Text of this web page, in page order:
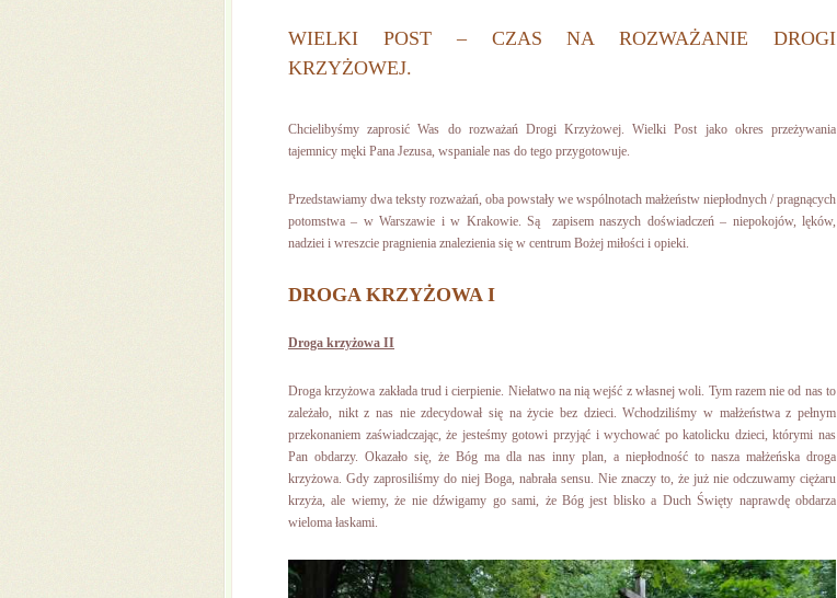
WIELKI POST – CZAS NA ROZWAŻANIE DROGI
KRZYŻOWEJ.
Chcielibyśmy zaprosić Was do rozważań Drogi Krzyżowej. Wielki Post jako okres przeżywania
tajemnicy męki Pana Jezusa, wspaniale nas do tego przygotowuje.
Przedstawiamy dwa teksty rozważań, oba powstały we wspólnotach małżeństw niepłodnych / pragnących
potomstwa – w Warszawie i w Krakowie. Są zapisem naszych doświadczeń – niepokojów, lęków,
nadziei i wreszcie pragnienia znalezienia się w centrum Bożej miłości i opieki.
DROGA KRZYŻOWA I
Droga krzyżowa II
Droga krzyżowa zakłada trud i cierpienie. Niełatwo na nią wejść z własnej woli. Tym razem nie od nas to
zależało, nikt z nas nie zdecydował się na życie bez dzieci. Wchodziliśmy w małżeństwa z pełnym
przekonaniem zaświadczając, że jesteśmy gotowi przyjąć i wychować po katolicku dzieci, którymi nas
Pan obdarzy. Okazało się, że Bóg ma dla nas inny plan, a niepłodność to nasza małżeńska droga
krzyżowa. Gdy zaprosiliśmy do niej Boga, nabrała sensu. Nie znaczy to, że już nie odczuwamy ciężaru
krzyża, ale wiemy, że nie dźwigamy go sami, że Bóg jest blisko a Duch Święty naprawdę obdarza
wieloma łaskami.